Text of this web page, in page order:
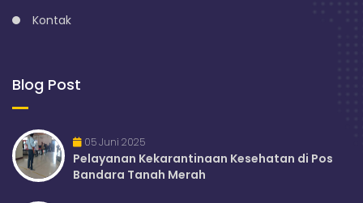
Kontak
Blog Post
05 Juni 2025
Pelayanan Kekarantinaan Kesehatan di Pos
Bandara Tanah Merah